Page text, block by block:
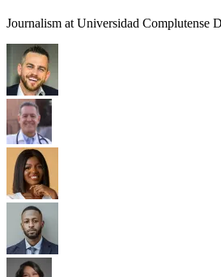
Journalism at Universidad Complutense